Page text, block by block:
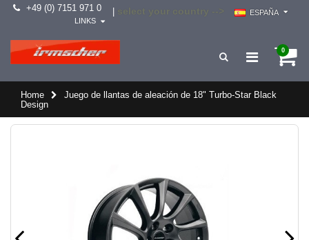
+49 (0) 7151 971 0
ESPAÑA
LINKS
0
Home
Juego de llantas de aleación de 18" Turbo-Star Black
Design